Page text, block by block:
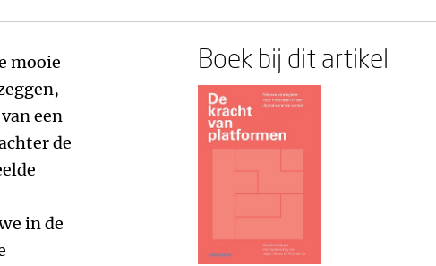
mooie
een
de
in de
Boek bij dit artikel